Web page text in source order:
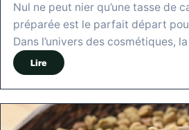
Nul ne peut nier qu’une tasse de
préparée est le parfait départ
Dans l’univers des cosmétiques,
Lire